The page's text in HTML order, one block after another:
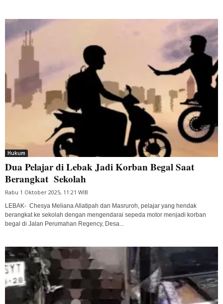
Hukum
Dua Pelajar di Lebak Jadi Korban Begal Saat
Berangkat Sekolah
Rabu 1 Oktober 2025, 11:21 WIB
LEBAK- Chesya Meliana Allatipah dan Masruroh, pelajar yang hendak
berangkat ke sekolah dengan mengendarai sepeda motor menjadi korban
begal di Jalan Perumahan Regency, Desa...